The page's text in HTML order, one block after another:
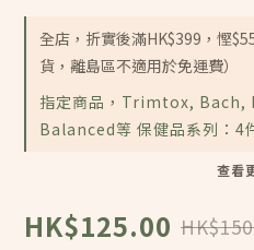
全店，折實後滿HK$399，慳
貨，離島區不適用於免運費）
指定商品，Trimtox, Bach,
Balanced等 保健品系列：4
查看
HK$125.00